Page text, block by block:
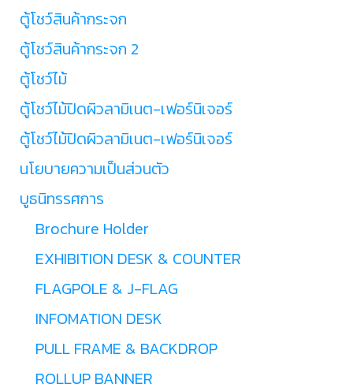
ตู้โชว์สินค้ากระจก
ตู้โชว์สินค้ากระจก 2
ตู้โชว์ไม้
ตู้โชว์ไม้ปิดผิวลามิเนต-เฟอร์นิเจอร์
ตู้โชว์ไม้ปิดผิวลามิเนต-เฟอร์นิเจอร์
นโยบายความเป็นส่วนตัว
บูธนิทรรศการ
Brochure Holder
EXHIBITION DESK & COUNTER
FLAGPOLE & J-FLAG
INFOMATION DESK
PULL FRAME & BACKDROP
ROLLUP BANNER